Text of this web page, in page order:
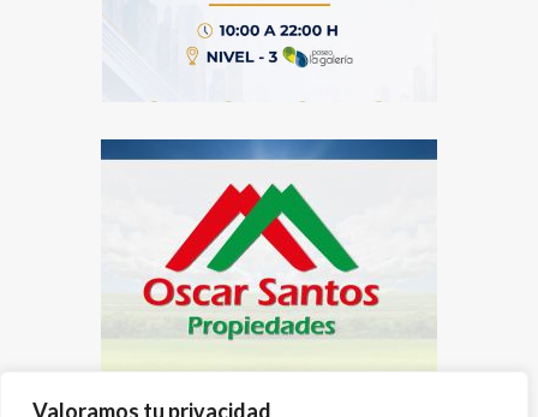
Valoramos tu privacidad